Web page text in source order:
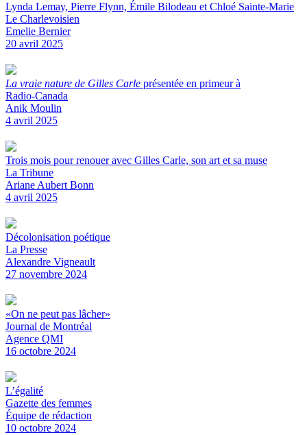
Lynda Lemay, Pierre Flynn, Émile Bilodeau et Chloé Sainte-Marie
Le Charlevoisien
Emelie Bernier
20 avril 2025
La vraie nature de Gilles Carle présentée en primeur à
Radio-Canada
Anik Moulin
4 avril 2025
Trois mois pour renouer avec Gilles Carle, son art et sa muse
La Tribune
Ariane Aubert Bonn
4 avril 2025
Décolonisation poétique
La Presse
Alexandre Vigneault
27 novembre 2024
«On ne peut pas lâcher»
Journal de Montréal
Agence QMI
16 octobre 2024
L’égalité
Gazette des femmes
Équipe de rédaction
10 octobre 2024